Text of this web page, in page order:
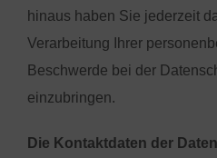
hinaus haben Sie jederzeit
Verarbeitung Ihrer
Beschwerde bei der
einzubringen.
Die Kontaktdaten der